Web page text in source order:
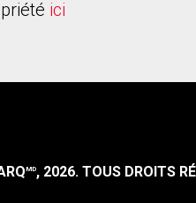
ici
MD, 2026. TOUS DROITS